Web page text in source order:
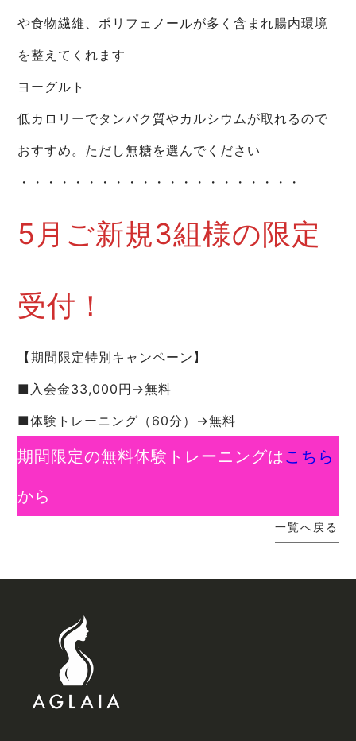
や食物繊維、ポリフェノールが多く含まれ腸内環境
を整えてくれます
ヨーグルト
低カロリーでタンパク質やカルシウムが取れるので
おすすめ。ただし無糖を選んでください
・・・・・・・・・・・・・・・・・・・・・
5月ご新規3組様の限定
受付！
【期間限定特別キャンペーン】
■入会金33,000円→無料
■体験トレーニング（60分）→無料
期間限定の無料体験トレーニングはこちら
から
一覧へ戻る